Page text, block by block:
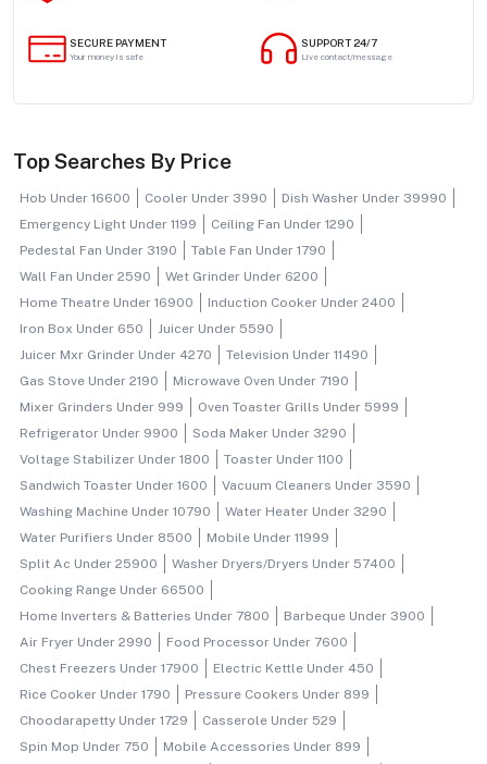
SECURE PAYMENT
Your money is safe
SUPPORT 24/7
Live contact/message
Top Searches By Price
Hob Under 16600 Cooler Under 3990
Dish Washer Under 39990
Emergency Light Under 1199
Ceiling Fan Under 1290
Pedestal Fan Under 3190
Table Fan Under 1790
Wall Fan Under 2590
Wet Grinder Under 6200
Home Theatre Under 16900
Induction Cooker Under 2400
Iron Box Under 650
Juicer Under 5590
Juicer Mxr Grinder Under 4270
Television Under 11490
Gas Stove Under 2190
Microwave Oven Under 7190
Mixer Grinders Under 999
Oven Toaster Grills Under 5999
Refrigerator Under 9900
Soda Maker Under 3290
Voltage Stabilizer Under 1800
Toaster Under 1100
Sandwich Toaster Under 1600
Vacuum Cleaners Under 3590
Washing Machine Under 10790
Water Heater Under 3290
Water Purifiers Under 8500
Mobile Under 11999
Split Ac Under 25900
Washer Dryers/dryers Under 57400
Cooking Range Under 66500
Home Inverters & Batteries Under 7800
Barbeque Under 3900
Air Fryer Under 2990
Food Processor Under 7600
Chest Freezers Under 17900
Electric Kettle Under 450
Rice Cooker Under 1790
Pressure Cookers Under 899
Choodarapetty Under 1729
Casserole Under 529
Spin Mop Under 750
Mobile Accessories Under 899